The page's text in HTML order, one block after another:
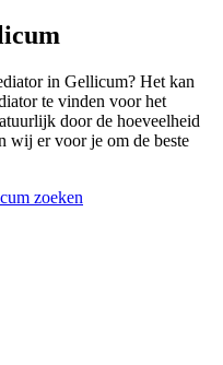
in Gellicum? Het kan
te vinden voor het
door de hoeveelheid
wij er voor je om de beste
zoeken